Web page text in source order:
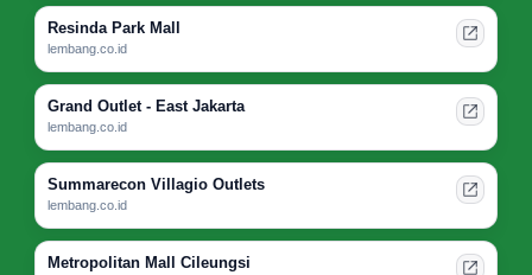
Resinda Park Mall
lembang.co.id
Grand Outlet - East Jakarta
lembang.co.id
Summarecon Villagio Outlets
lembang.co.id
Metropolitan Mall Cileungsi